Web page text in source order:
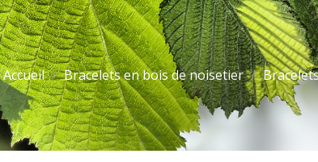
Accueil Bracelets en bois de noisetier